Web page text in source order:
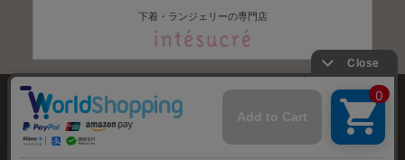
下着・ランジェリーの専門店
株式会社オカダヤ
特定商取引法に基づく表記 プライバシーポリシー サイトマップ